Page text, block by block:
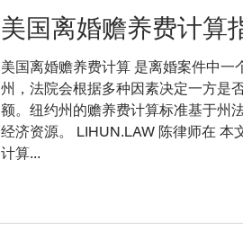
美国离婚赡养费计算
美国离婚赡养费计算 是离婚案件中一
州，法院会根据多种因素决定一方是
额。纽约州的赡养费计算标准基于州
经济资源。 LIHUN.LAW 陈律师在 本文将详细解析 美国离婚赡养费
计算...